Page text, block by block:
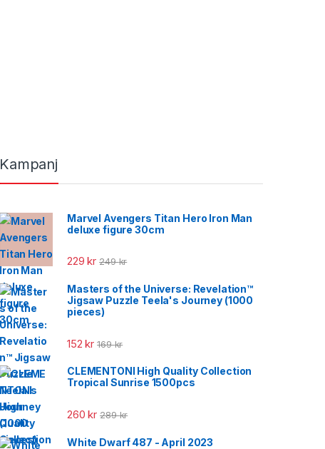
Kampanj
Marvel Avengers Titan Hero Iron Man
deluxe figure 30cm
229kr 249kr
Masters of the Universe: Revelation™
Jigsaw Puzzle Teela's Journey (1000
pieces)
152kr 169kr
CLEMENTONI High Quality Collection
Tropical Sunrise 1500pcs
260kr 289kr
White Dwarf 487 - April 2023